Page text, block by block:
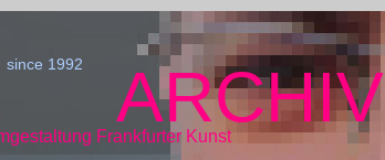
since 1992 ARCHIV
Frankfurter Kunst